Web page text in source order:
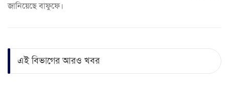
জানিয়েছে বাফুফে।
এই বিভাগের আরও খবর